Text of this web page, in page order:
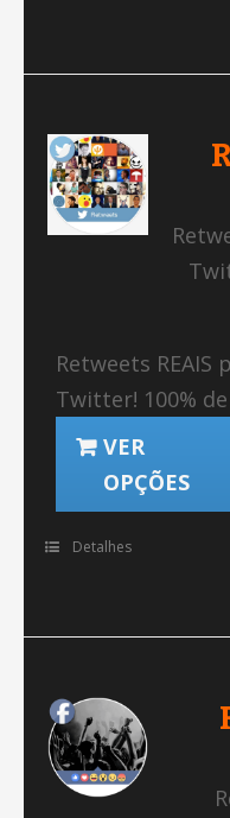
Retweets REAIS
Twitter! 100%
VER
OPÇÕES
Detalhes